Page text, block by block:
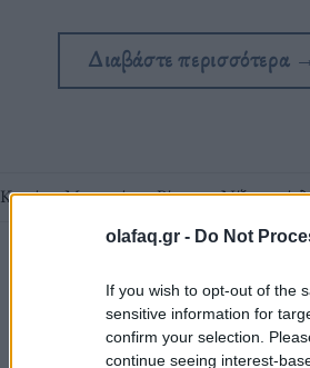
olafaq.gr - Do Not
If you wish to opt-out of the
sensitive information for
confirm your selection.
continue seeing interest-
Διαβάστε περισσότερα
Κυριάκος Μητσοτάκης,Ρίτσαρντ Νίξον,